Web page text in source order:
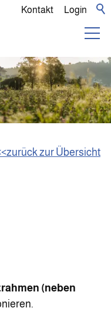
Login
Kontakt
zurück zur Übersicht
(neben